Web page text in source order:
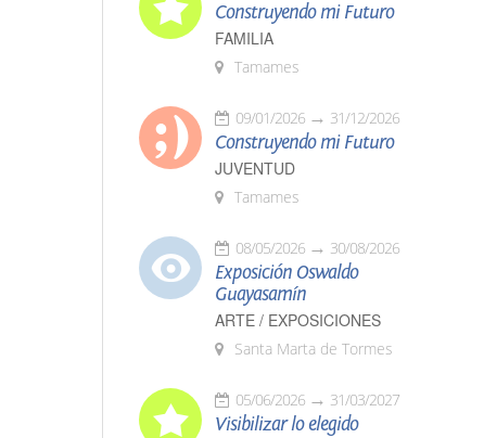
Construyendo mi Futuro
FAMILIA
Tamames
09/01/2026 31/12/2026
Construyendo mi Futuro
JUVENTUD
Tamames
08/05/2026 30/08/2026
Exposición Oswaldo
Guayasamín
ARTE / EXPOSICIONES
Santa Marta de Tormes
05/06/2026 31/03/2027
Visibilizar lo elegido